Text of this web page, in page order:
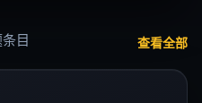
目 查看全部